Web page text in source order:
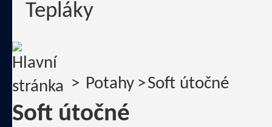
Tepláky
> Potahy >Soft útočné
Soft útočné